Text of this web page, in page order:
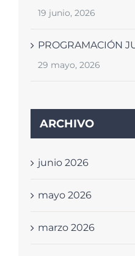
19 junio, 2026
PROGRAMACIÓN
29 mayo, 2026
ARCHIVO
junio 2026
mayo 2026
marzo 2026